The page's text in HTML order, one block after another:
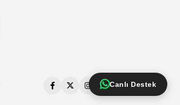
Canlı Destek